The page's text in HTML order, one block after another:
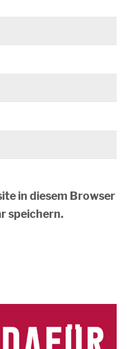
in diesem Browser
speichern.